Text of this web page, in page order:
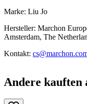
Marke: Liu Jo
Hersteller: Marchon
Amsterdam, The
Kontakt:
Andere kauften